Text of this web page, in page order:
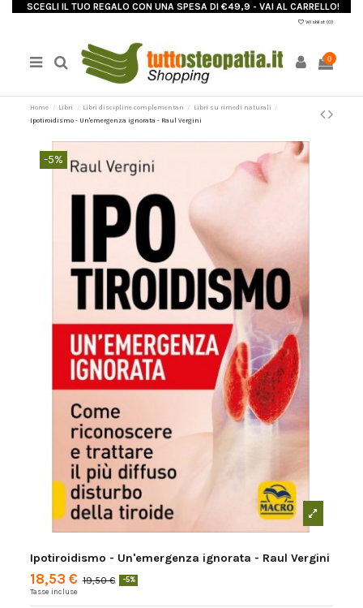
SCEGLI IL TUO REGALO CON UNA SPESA DI €49,9 - VAI AL CARRELLO!
Wishlist (0)
0
Home Libri Libri discipline complementari
Libri su rimedi naturali
Ipotiroidismo - Un'emergenza ignorata - Raul Vergini
-5%
Ipotiroidismo - Un'emergenza ignorata - Raul Vergini
18,53 € 19,50 € -5%
Tasse incluse